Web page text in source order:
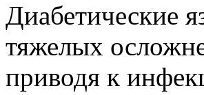
Диабетические
тяжелых
приводя к